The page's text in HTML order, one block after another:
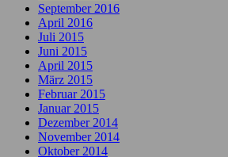
September 2016
April 2016
Juli 2015
Juni 2015
April 2015
März 2015
Februar 2015
Januar 2015
Dezember 2014
November 2014
Oktober 2014